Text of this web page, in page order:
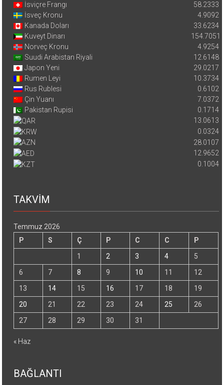
İsviçre Frangı
58.2333
İsveç Kronu
4.9092
Kanada Doları
33.6234
Kuveyt Dinarı
154.7051
Norveç Kronu
4.9254
Suudi Arabistan Riyali
12.6148
Japon Yeni
29.0217
Rumen Leyi
10.3734
Rus Rublesi
0.6102
Çin Yuanı
7.0372
Pakistan Rupisi
0.1714
13.0613
0.0324
28.0107
12.9652
0.1004
TAKVİM
Temmuz 2026
P
S Ç P C C
P
1
2 3 4
5
6
7 8 9 10 11
12
13
14 15 16 17 18
19
20
21 22 23 24 25
26
27
28 29 30 31
« Haz
BAĞLANTI